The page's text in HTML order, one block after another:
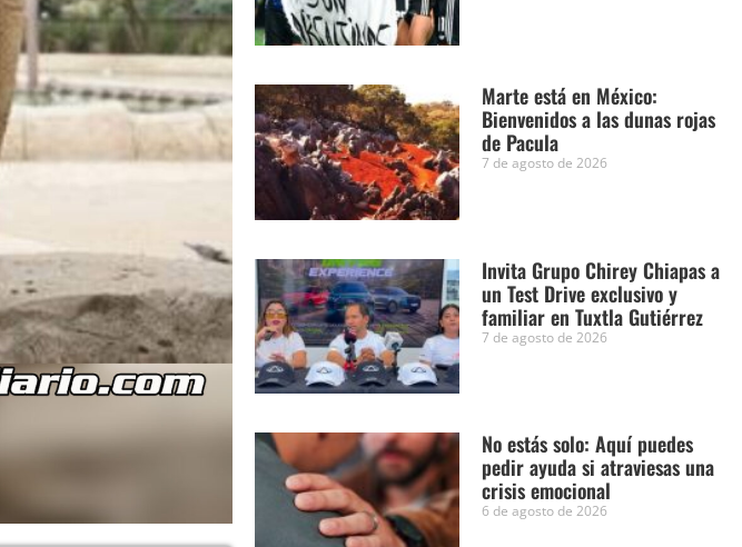
Marte está en México:
Bienvenidos a las dunas rojas
de Pacula
7 de agosto de 2026
Invita Grupo Chirey Chiapas a
un Test Drive exclusivo y
familiar en Tuxtla Gutiérrez
7 de agosto de 2026
No estás solo: Aquí puedes
pedir ayuda si atraviesas una
crisis emocional
6 de agosto de 2026